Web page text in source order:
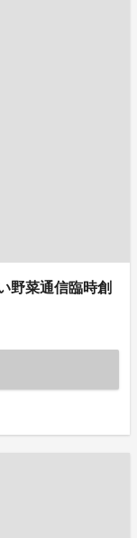
野菜通信臨時創